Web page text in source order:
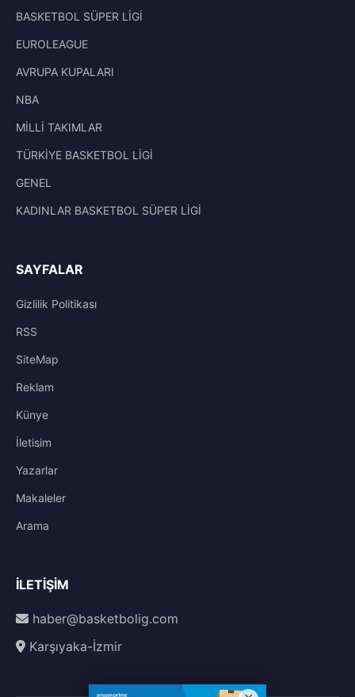
BASKETBOL SÜPER LİGİ
EUROLEAGUE
AVRUPA KUPALARI
NBA
MİLLİ TAKIMLAR
TÜRKİYE BASKETBOL LİGİ
GENEL
KADINLAR BASKETBOL SÜPER LİGİ
SAYFALAR
Gizlilik Politikası
RSS
SiteMap
Reklam
Künye
İletisim
Yazarlar
Makaleler
Arama
İLETIŞIM
haber@basketbolig.com
Karşıyaka-İzmir